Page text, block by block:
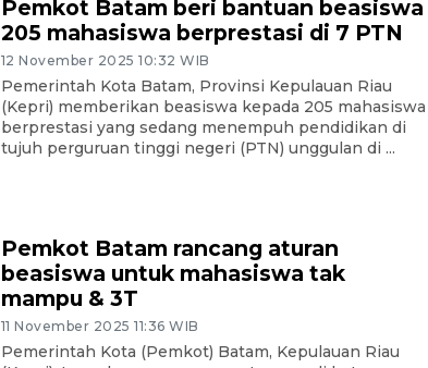
Pemkot Batam beri bantuan beasiswa
205 mahasiswa berprestasi di 7 PTN
12 November 2025 10:32 WIB
Pemerintah Kota Batam, Provinsi Kepulauan Riau
(Kepri) memberikan beasiswa kepada 205 mahasiswa
berprestasi yang sedang menempuh pendidikan di
tujuh perguruan tinggi negeri (PTN) unggulan di ...
Pemkot Batam rancang aturan
beasiswa untuk mahasiswa tak
mampu & 3T
11 November 2025 11:36 WIB
Pemerintah Kota (Pemkot) Batam, Kepulauan Riau